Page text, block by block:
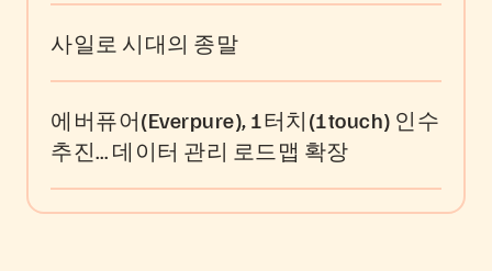
사일로 시대의 종말
에버퓨어(Everpure), 1터치(1touch) 인수
추진… 데이터 관리 로드맵 확장